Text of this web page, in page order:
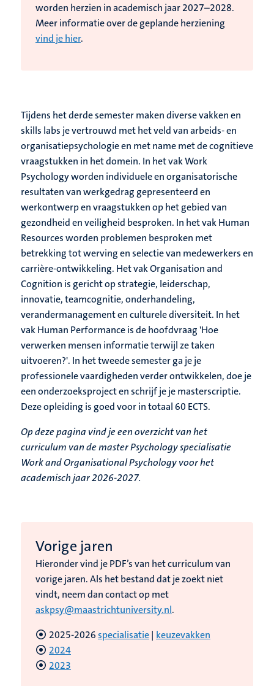
worden herzien in academisch jaar 2027–2028.
Meer informatie over de geplande herziening
vind je hier.
Tijdens het derde semester maken diverse vakken en
skills labs je vertrouwd met het veld van arbeids- en
organisatiepsychologie en met name met de cognitieve
vraagstukken in het domein. In het vak Work
Psychology worden individuele en organisatorische
resultaten van werkgedrag gepresenteerd en
werkontwerp en vraagstukken op het gebied van
gezondheid en veiligheid besproken. In het vak Human
Resources worden problemen besproken met
betrekking tot werving en selectie van medewerkers en
carrière-ontwikkeling. Het vak Organisation and
Cognition is gericht op strategie, leiderschap,
innovatie, teamcognitie, onderhandeling,
verandermanagement en culturele diversiteit. In het
vak Human Performance is de hoofdvraag 'Hoe
verwerken mensen informatie terwijl ze taken
uitvoeren?'. In het tweede semester ga je je
professionele vaardigheden verder ontwikkelen, doe je
een onderzoeksproject en schrijf je je masterscriptie.
Deze opleiding is goed voor in totaal 60 ECTS.
Op deze pagina vind je een overzicht van het
curriculum van de master Psychology specialisatie
Work and Organisational Psychology voor het
academisch jaar 2026-2027.
Vorige jaren
Hieronder vind je PDF’s van het curriculum van
vorige jaren. Als het bestand dat je zoekt niet
vindt, neem dan contact op met
askpsy@maastrichtuniversity.nl.
2025-2026specialisatie| keuzevakken
2024
2023